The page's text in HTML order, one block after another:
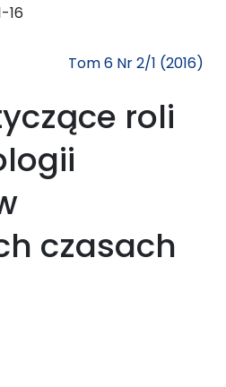
16
Tom 6 Nr 2/1 (2016)
roli
czasach